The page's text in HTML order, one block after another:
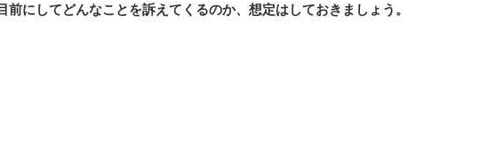
前にしてどんなことを訴えてくるのか、想定はしておきましょう。